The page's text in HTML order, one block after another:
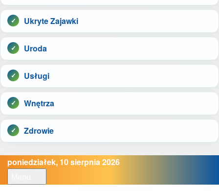
Ukryte Zajawki
Uroda
Usługi
Wnętrza
Zdrowie
poniedziałek, 10 sierpnia 2026